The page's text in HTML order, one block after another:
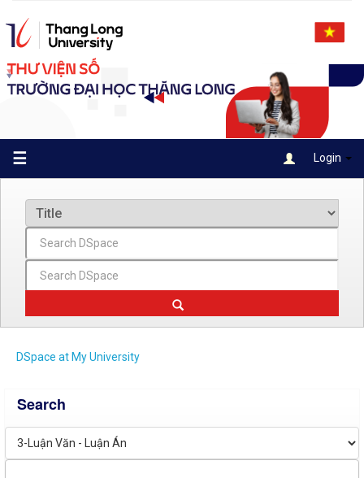
navigation
☰ Login
DSpace at My University
Search